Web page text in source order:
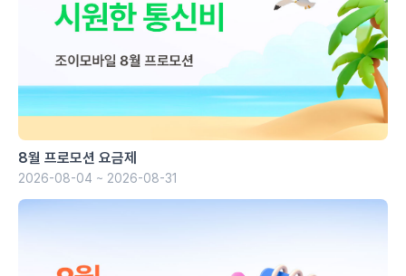
8월 프로모션 요금제
2026-08-04 ~ 2026-08-31